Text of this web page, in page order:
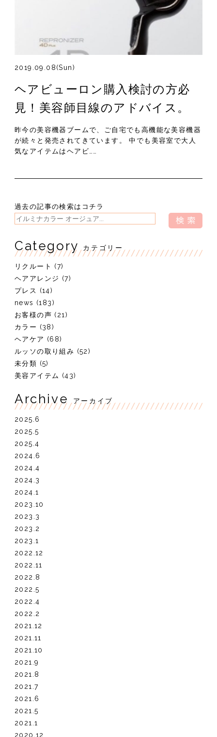
2019.09.08(Sun)
ヘアビューロン購入検討の方必
見！美容師目線のアドバイス。
昨今の美容機器ブームで、ご自宅でも高機能な美容機器
が続々と発売されてきています。 中でも美容室で大人
気なアイテムはヘアビ……
過去の記事の検索はコチラ
Category カテゴリー
リクルート
(7)
ヘアアレンジ (7)
プレス
(14)
news (183)
お客様の声 (21)
カラー (38)
ヘアケア (68)
ルッソの取り組み (52)
未分類 (5)
美容アイテム (43)
Archive アーカイブ
2025.6
2025.5
2025.4
2024.6
2024.4
2024.3
2024.1
2023.10
2023.3
2023.2
2023.1
2022.12
2022.11
2022.8
2022.5
2022.4
2022.2
2021.12
2021.11
2021.10
2021.9
2021.8
2021.7
2021.6
2021.5
2021.1
2020.12